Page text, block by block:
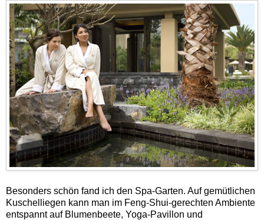
Besonders schön fand ich den Spa-Garten. Auf gemütlichen
Kuschelliegen kann man im Feng-Shui-gerechten Ambiente
entspannt auf Blumenbeete, Yoga-Pavillon und